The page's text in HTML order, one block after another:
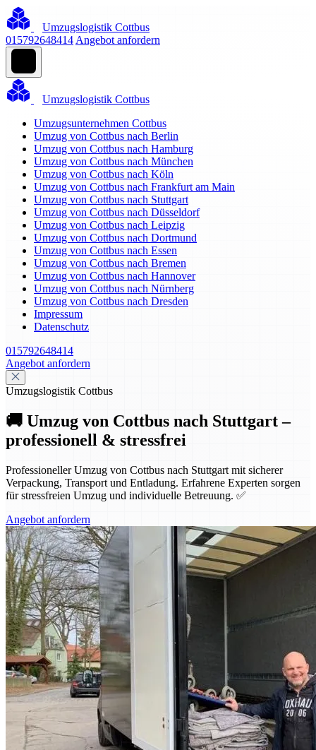
Umzugslogistik Cottbus
015792648414 Angebot anfordern
Umzugslogistik Cottbus
Umzugsunternehmen Cottbus
Umzug von Cottbus nach Berlin
Umzug von Cottbus nach Hamburg
Umzug von Cottbus nach München
Umzug von Cottbus nach Köln
Umzug von Cottbus nach Frankfurt am Main
Umzug von Cottbus nach Stuttgart
Umzug von Cottbus nach Düsseldorf
Umzug von Cottbus nach Leipzig
Umzug von Cottbus nach Dortmund
Umzug von Cottbus nach Essen
Umzug von Cottbus nach Bremen
Umzug von Cottbus nach Hannover
Umzug von Cottbus nach Nürnberg
Umzug von Cottbus nach Dresden
Impressum
Datenschutz
015792648414
Angebot anfordern
Umzugslogistik Cottbus
🚚 Umzug von Cottbus nach Stuttgart –
professionell & stressfrei
Professioneller Umzug von Cottbus nach Stuttgart mit sicherer
Verpackung, Transport und Entladung. Erfahrene Experten sorgen
für stressfreien Umzug und individuelle Betreuung. ✅
Angebot anfordern